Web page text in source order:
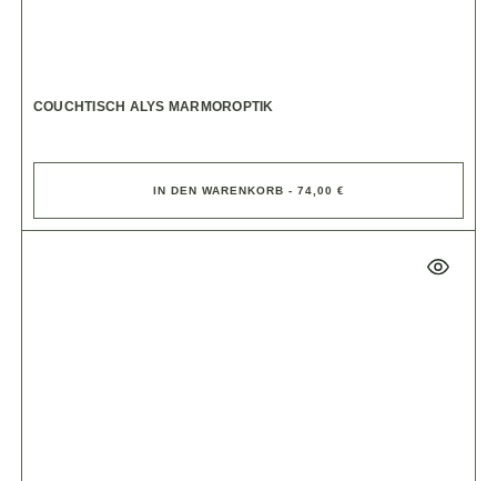
COUCHTISCH ALYS MARMOROPTIK
IN DEN WARENKORB - 74,00 €